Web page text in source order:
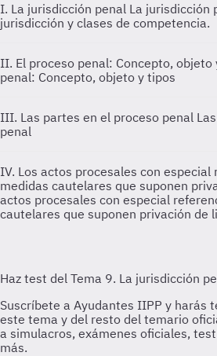
I. La jurisdicción penal La jurisdicción
jurisdicción y clases de competencia.
II. El proceso penal: Concepto, objeto
penal: Concepto, objeto y tipos
III. Las partes en el proceso penal
penal
IV. Los actos procesales con especial
medidas cautelares que suponen
actos procesales con especial
cautelares que suponen privación de